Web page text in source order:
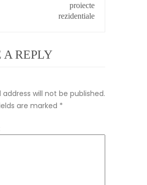
proiecte
rezidentiale
A REPLY
address will not be published.
are marked *